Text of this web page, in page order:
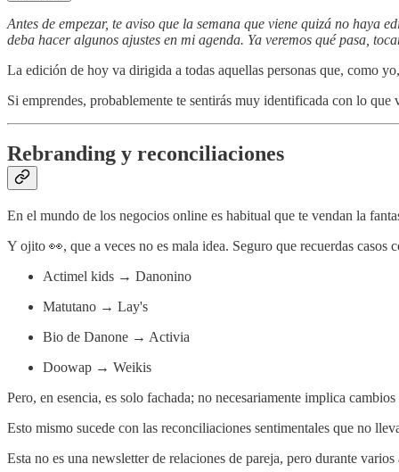
Antes de empezar, te aviso que la semana que viene quizá no haya
deba hacer algunos ajustes en mi agenda. Ya veremos qué pasa,
La edición de hoy va dirigida a todas aquellas personas que, como
Si emprendes, probablemente te sentirás muy identificada con lo
Rebranding y reconciliaciones
En el mundo de los negocios online es habitual que te vendan la
Y ojito 👀, que a veces no es mala idea. Seguro que recuerdas casos
Actimel kids → Danonino
Matutano → Lay's
Bio de Danone → Activia
Doowap → Weikis
Pero, en esencia, es solo fachada; no necesariamente implica
Esto mismo sucede con las reconciliaciones sentimentales que no
Esta no es una newsletter de relaciones de pareja, pero durante